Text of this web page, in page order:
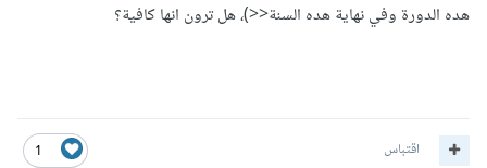
هده الدورة وفي نهاية هده السنة<<)، هل ترون انها كافية؟
1 اقتباس